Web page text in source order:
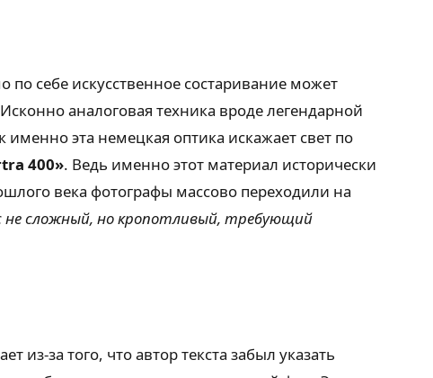
себе искусственное состаривание может
аналоговая техника вроде легендарной
эта немецкая оптика искажает свет по
400». Ведь именно этот материал исторически
века фотографы массово переходили на
не сложный, но кропотливый, требующий
за того, что автор текста забыл указать